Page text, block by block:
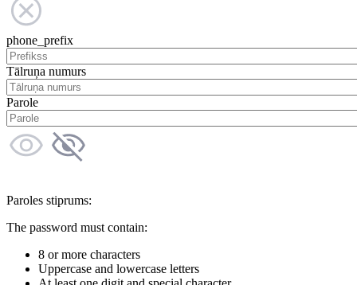
phone_prefix
Tālruņa numurs
Parole
Paroles stiprums:
The password must contain:
8 or more characters
Uppercase and lowercase letters